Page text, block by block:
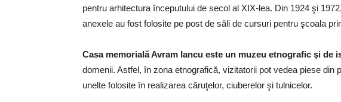
pentru arhitectura începutului de secol al XIX-lea. Din 1924 şi
anexele au fost folosite pe post de săli de cursuri pentru şcoala
Casa memorială Avram Iancu este un muzeu etnografic şi de
domenii. Astfel, în zona etnografică, vizitatorii pot vedea piese din
unelte folosite în realizarea căruţelor, ciuberelor şi tulnicelor.